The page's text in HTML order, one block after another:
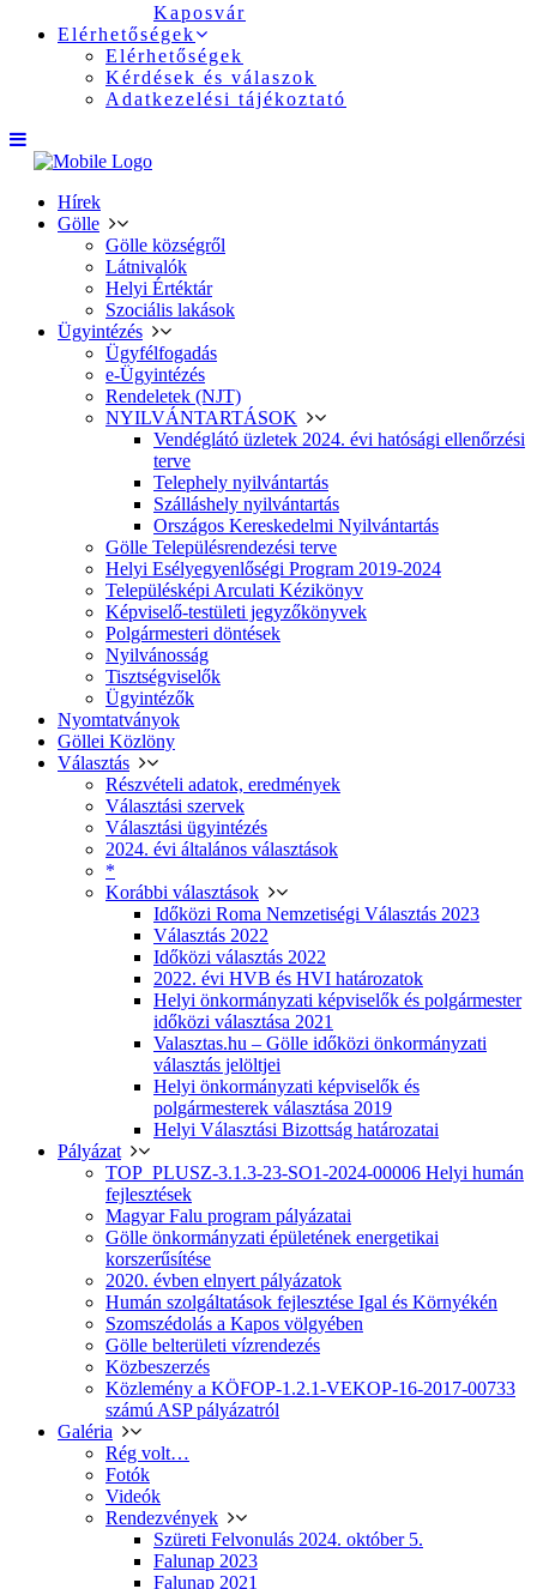
Kaposvár
Elérhetőségek
Elérhetőségek
Kérdések és válaszok
Adatkezelési tájékoztató
Hírek
Gölle
Gölle községről
Látnivalók
Helyi Értéktár
Szociális lakások
Ügyintézés
Ügyfélfogadás
e-Ügyintézés
Rendeletek (NJT)
NYILVÁNTARTÁSOK
Vendéglátó üzletek 2024. évi hatósági ellenőrzési
terve
Telephely nyilvántartás
Szálláshely nyilvántartás
Országos Kereskedelmi Nyilvántartás
Gölle Településrendezési terve
Helyi Esélyegyenlőségi Program 2019-2024
Településképi Arculati Kézikönyv
Képviselő-testületi jegyzőkönyvek
Polgármesteri döntések
Nyilvánosság
Tisztségviselők
Ügyintézők
Nyomtatványok
Göllei Közlöny
Választás
Részvételi adatok, eredmények
Választási szervek
Választási ügyintézés
2024. évi általános választások
*
Korábbi választások
Időközi Roma Nemzetiségi Választás 2023
Választás 2022
Időközi választás 2022
2022. évi HVB és HVI határozatok
Helyi önkormányzati képviselők és polgármester
időközi választása 2021
Valasztas.hu – Gölle időközi önkormányzati
választás jelöltjei
Helyi önkormányzati képviselők és
polgármesterek választása 2019
Helyi Választási Bizottság határozatai
Pályázat
TOP_PLUSZ-3.1.3-23-SO1-2024-00006 Helyi humán
fejlesztések
Magyar Falu program pályázatai
Gölle önkormányzati épületének energetikai
korszerűsítése
2020. évben elnyert pályázatok
Humán szolgáltatások fejlesztése Igal és Környékén
Szomszédolás a Kapos völgyében
Gölle belterületi vízrendezés
Közbeszerzés
Közlemény a KÖFOP-1.2.1-VEKOP-16-2017-00733
számú ASP pályázatról
Galéria
Rég volt…
Fotók
Videók
Rendezvények
Szüreti Felvonulás 2024. október 5.
Falunap 2023
Falunap 2021